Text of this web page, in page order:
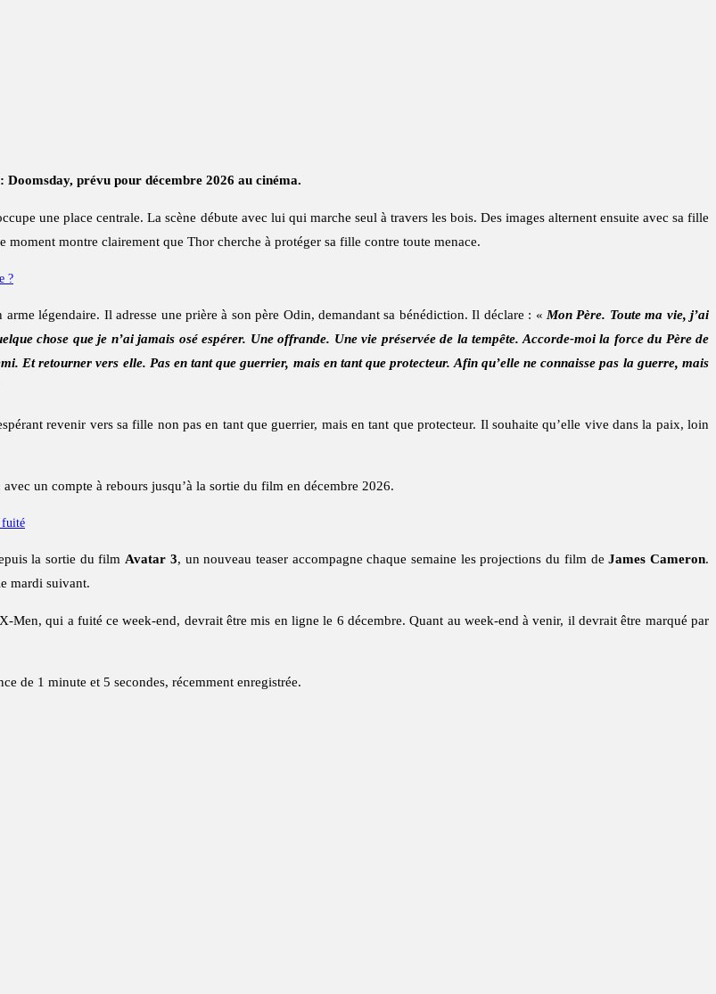
Doomsday, prévu pour décembre 2026 au cinéma.
une place centrale. La scène débute avec lui qui marche seul à travers les bois. Des images alternent ensuite avec sa fille
moment montre clairement que Thor cherche à protéger sa fille contre toute menace.
?
légendaire. Il adresse une prière à son père Odin, demandant sa bénédiction. Il déclare : « Mon Père. Toute ma vie, j’ai
chose que je n’ai jamais osé espérer. Une offrande. Une vie préservée de la tempête. Accorde-moi la force du Père de
Et retourner vers elle. Pas en tant que guerrier, mais en tant que protecteur. Afin qu’elle ne connaisse pas la guerre, mais
revenir vers sa fille non pas en tant que guerrier, mais en tant que protecteur. Il souhaite qu’elle vive dans la paix, loin
avec un compte à rebours jusqu’à la sortie du film en décembre 2026.
fuité
la sortie du film Avatar 3, un nouveau teaser accompagne chaque semaine les projections du film deJames Cameron.
mardi suivant.
Men, qui a fuité ce week-end, devrait être mis en ligne le 6 décembre. Quant au week-end à venir, il devrait être marqué par
de 1 minute et 5 secondes, récemment enregistrée.